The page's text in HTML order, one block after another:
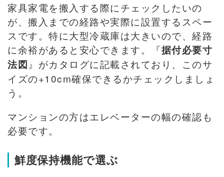
家具家電を搬入する際にチェックしたいの
が、搬入までの経路や実際に設置するスペー
スです。特に大型冷蔵庫は大きいので、経路
に余裕があると安心できます。『据付必要寸
法図』がカタログに記載されており、このサ
イズの+10cm確保できるかチェックしましょ
う。
マンションの方はエレベーターの幅の確認も
必要です。
鮮度保持機能で選ぶ